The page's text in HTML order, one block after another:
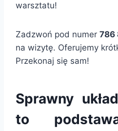
warsztatu!
Zadzwoń pod numer 786
na wizytę. Oferujemy
Przekonaj się sam!
Sprawny
to